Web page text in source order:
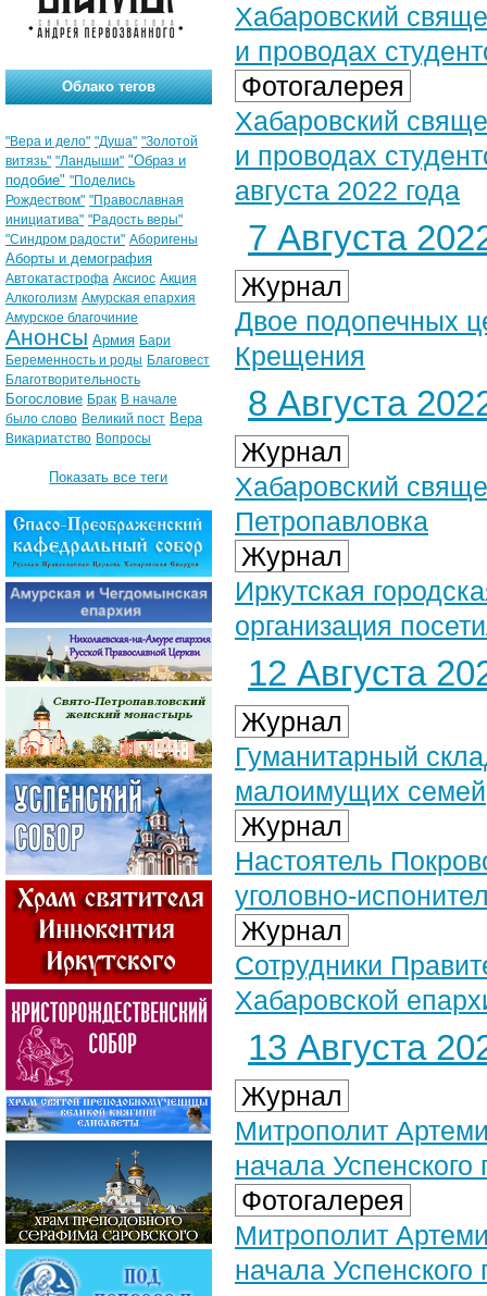
Хабаровский
и проводах
Фотогалерея
Хабаровский
и проводах
августа 2022 года
7 Августа
Журнал
Двое подопечных
Крещения
8 Августа
Журнал
Хабаровский
Петропавловка
Журнал
Иркутская
организация
12 Августа
Журнал
Гуманитарный
малоимущих семей
Журнал
Настоятель
уголовно-
Журнал
Сотрудники
Хабаровской
13 Августа
Журнал
Митрополит
начала Успенского
Фотогалерея
Митрополит
начала Успенского
Облако тегов
"Вера и дело" "Душа" "Золотой
витязь" "Ландыши" "Образ и
подобие" "Поделись
Рождеством" "Православная
инициатива" "Радость веры"
"Синдром радости" Аборигены
Аборты и демография
Автокатастрофа Аксиос Акция
Алкоголизм Амурская епархия
Амурское благочиние
Анонсы Армия Бари
Беременность и роды Благовест
Благотворительность
Богословие Брак В начале
было слово Великий пост Вера
Викариатство Вопросы
Показать все теги